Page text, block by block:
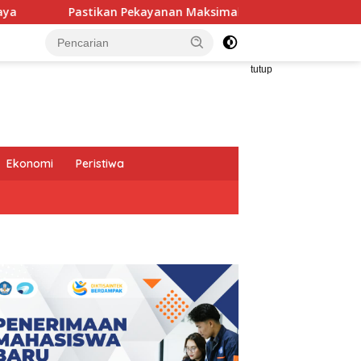
Maksimal, Direksi Jasa Raharja Tinjau Korban
tutup
Ekonomi Peristiwa